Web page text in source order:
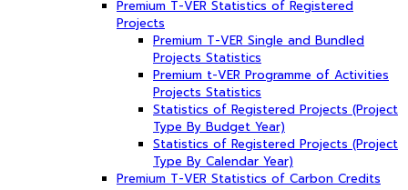
Premium T-VER Statistics of Registered
Projects
Premium T-VER Single and Bundled
Projects Statistics
Premium t-VER Programme of Activities
Projects Statistics
Statistics of Registered Projects (Project
Type By Budget Year)
Statistics of Registered Projects (Project
Type By Calendar Year)
Premium T-VER Statistics of Carbon Credits